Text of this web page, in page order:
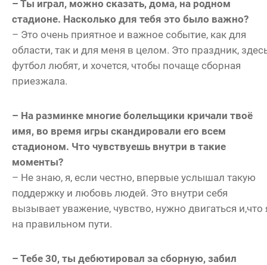
– Ты играл, можно сказать, дома, на родном
стадионе. Насколько для тебя это было важно?
– Это очень приятное и важное событие, как для
области, так и для меня в целом. Это праздник,
футбол любят, и хочется, чтобы почаще сборная
приезжала.
– На разминке многие болельщики кричали твоё
имя, во время игры скандировали его всем
стадионом. Что чувствуешь внутри в такие
моменты?
– Не знаю, я, если честно, впервые услышал такую
поддержку и любовь людей. Это внутри себя
вызывает уважение, чувство, нужно двигаться и,что
на правильном пути.
– Тебе 30, ты дебютировал за сборную, забил